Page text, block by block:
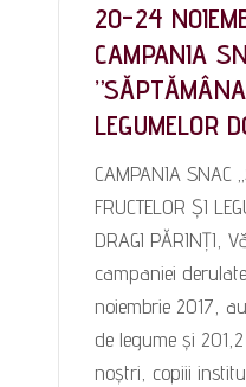
20-24
CAMPANIA
LEGUMELOR
CAMPANIA SNAC
FRUCTELOR ȘI
DRAGI PĂRINȚI,
campaniei
noiembrie 2017,
de legume și
noștri, copiii